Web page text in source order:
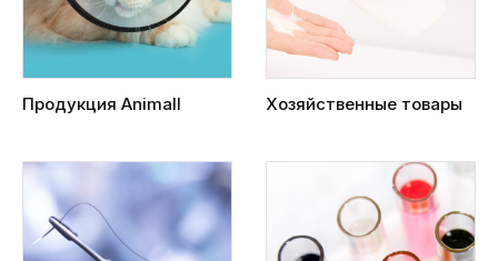
Продукция Animall Хозяйственные товары